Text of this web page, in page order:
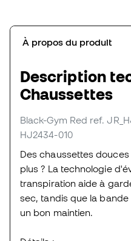
À propos du produit
Description
Chaussettes
Black-Gym Red ref.
HJ2434-010
Des chaussettes
plus ? La technologie
transpiration aide à
sec, tandis que la
un bon maintien.